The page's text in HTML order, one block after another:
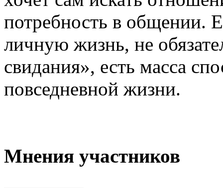
потребность в общении.
личную жизнь, не
свидания», есть масса
повседневной жизни.
Мнения участников